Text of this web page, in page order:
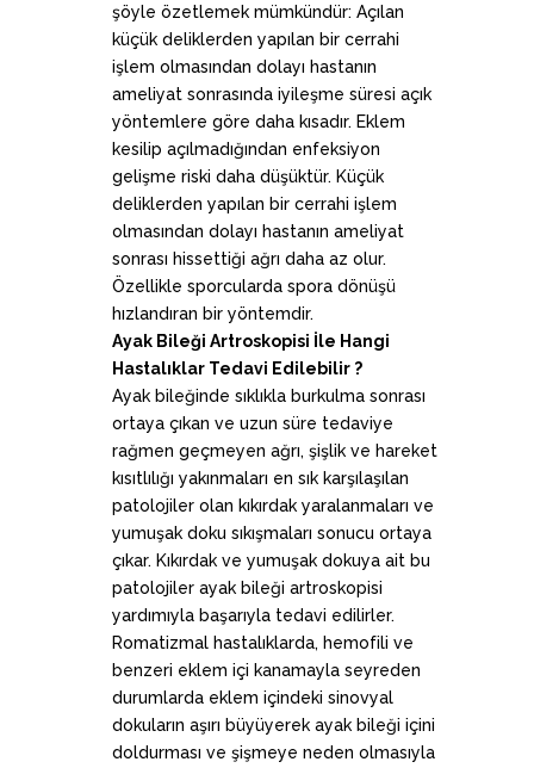
şöyle özetlemek mümkündür: Açılan
küçük deliklerden yapılan bir cerrahi
işlem olmasından dolayı hastanın
ameliyat sonrasında iyileşme süresi açık
yöntemlere göre daha kısadır. Eklem
kesilip açılmadığından enfeksiyon
gelişme riski daha düşüktür. Küçük
deliklerden yapılan bir cerrahi işlem
olmasından dolayı hastanın ameliyat
sonrası hissettiği ağrı daha az olur.
Özellikle sporcularda spora dönüşü
hızlandıran bir yöntemdir.
Ayak Bileği Artroskopisi İle Hangi
Hastalıklar Tedavi Edilebilir ?
Ayak bileğinde sıklıkla burkulma sonrası
ortaya çıkan ve uzun süre tedaviye
rağmen geçmeyen ağrı, şişlik ve hareket
kısıtlılığı yakınmaları en sık karşılaşılan
patolojiler olan kıkırdak yaralanmaları ve
yumuşak doku sıkışmaları sonucu ortaya
çıkar. Kıkırdak ve yumuşak dokuya ait bu
patolojiler ayak bileği artroskopisi
yardımıyla başarıyla tedavi edilirler.
Romatizmal hastalıklarda, hemofili ve
benzeri eklem içi kanamayla seyreden
durumlarda eklem içindeki sinovyal
dokuların aşırı büyüyerek ayak bileği içini
doldurması ve şişmeye neden olmasıyla